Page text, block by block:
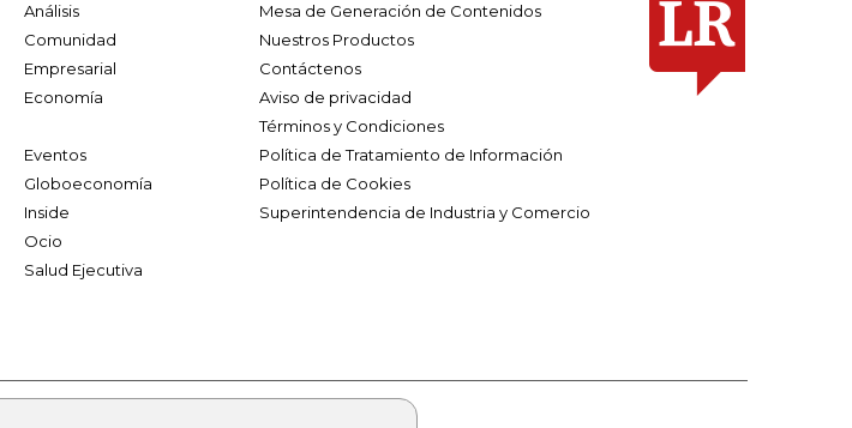
Análisis
Comunidad
Empresarial
Economía
Eventos
Globoeconomía
Inside
Ocio
Salud Ejecutiva
Mesa de Generación de Contenidos
Nuestros Productos
Contáctenos
Aviso de privacidad
Términos y Condiciones
Política de Tratamiento de Información
Política de Cookies
Superintendencia de Industria y Comercio